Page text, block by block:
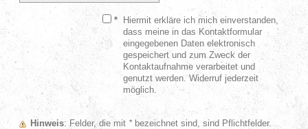
*
Hiermit erkläre ich mich einverstanden,
dass meine in das Kontaktformular
eingegebenen Daten elektronisch
gespeichert und zum Zweck der
Kontaktaufnahme verarbeitet und
genutzt werden. Widerruf jederzeit
möglich.
Hinweis : Felder, die mit *bezeichnet sind, sind Pflichtfelder.